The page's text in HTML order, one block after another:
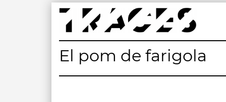
Skip
content
Traces
Un mapa de la memòria obert a tothom
El pom de farigola